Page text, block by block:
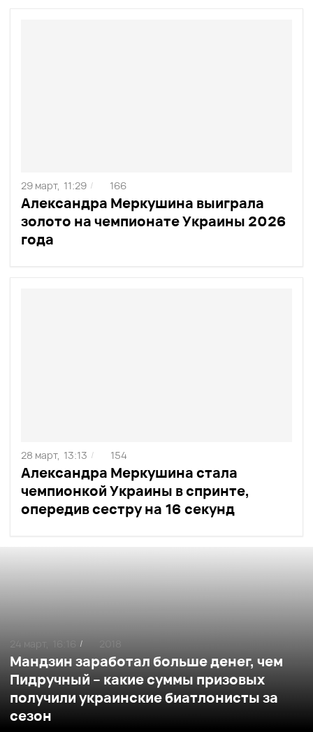
Александра Меркушина выиграла
золото на чемпионате Украины 2026
года
29 март, 11:29 / 166
Александра Меркушина стала
чемпионкой Украины в спринте,
опередив сестру на 16 секунд
28 март, 13:13 / 154
Мандзин заработал больше денег, чем
Пидручный – какие суммы призовых
получили украинские биатлонисты за
сезон
24 март, / 2018